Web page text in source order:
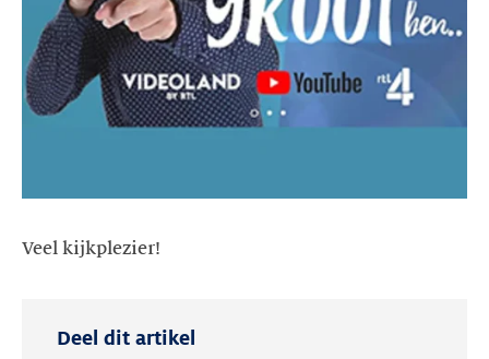
Veel kijkplezier!
Deel dit artikel